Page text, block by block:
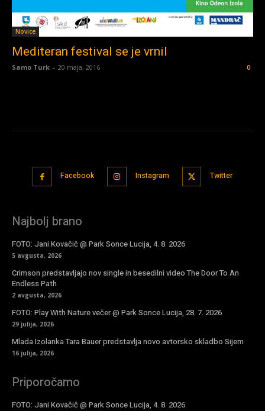
Novice
Mediteran festival se je vrnil
Samo Turk - 20 maja, 2016 0
Facebook Instagram Twitter
Najbolj brano
FOTO: Jani Kovačič @ Park Sonce Lucija, 4. 8. 2026
5 avgusta, 2026
Crimson predstavljajo nov single in besedilni video The Door To An
Endless Path
2 avgusta, 2026
FOTO: Play With Nature večer @ Park Sonce Lucija, 28. 7. 2026
29 julija, 2026
Mlada Izolanka Tara Bauer predstavlja novo avtorsko skladbo Sijem
16 julija, 2026
Priporočamo
FOTO: Jani Kovačič @ Park Sonce Lucija, 4. 8. 2026